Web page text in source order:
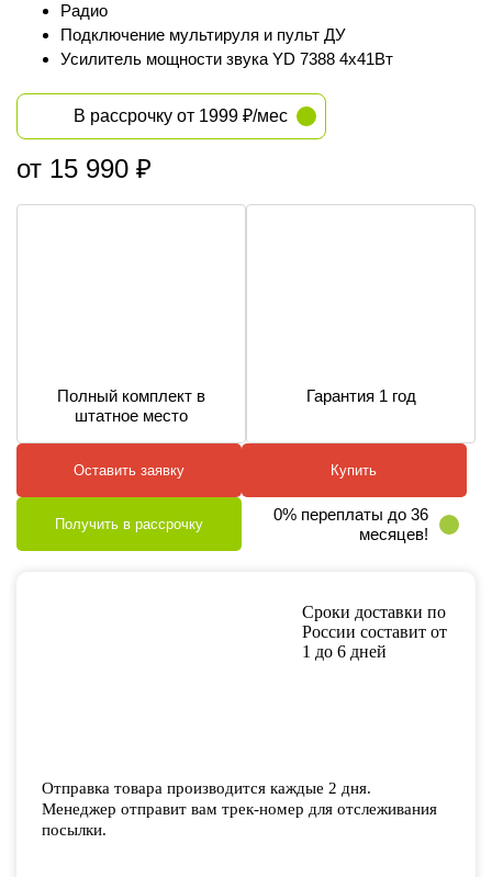
Радио
Подключение мультируля и пульт ДУ
Усилитель мощности звука YD 7388 4х41Вт
В рассрочку от 1999 ₽/мес
от 15 990 ₽
Полный комплект в
штатное место
Гарантия 1 год
Оставить заявку Купить
Получить в рассрочку
0% переплаты до 36
месяцев!
Сроки доставки по
России составит от
1 до 6 дней
Отправка товара производится каждые 2 дня.
Менеджер отправит вам трек-номер для отслеживания
посылки.